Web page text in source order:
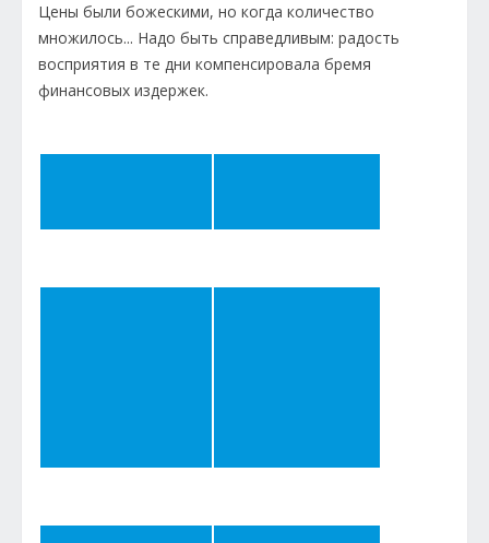
Цены были божескими, но когда количество
множилось... Надо быть справедливым: радость
восприятия в те дни компенсировала бремя
финансовых издержек.